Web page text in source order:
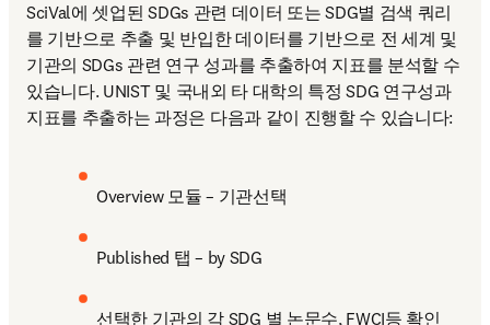
SciVal에 셋업된 SDGs 관련 데이터 또는 SDG별 검색 쿼리
를 기반으로 추출 및 반입한 데이터를 기반으로 전 세계 및
기관의 SDGs 관련 연구 성과를 추출하여 지표를 분석할 수
있습니다. UNIST 및 국내외 타 대학의 특정 SDG 연구성과
지표를 추출하는 과정은 다음과 같이 진행할 수 있습니다:
Overview 모듈 – 기관선택
Published 탭 – by SDG
선택한 기관의 각 SDG 별 논문수, FWCI등 확인